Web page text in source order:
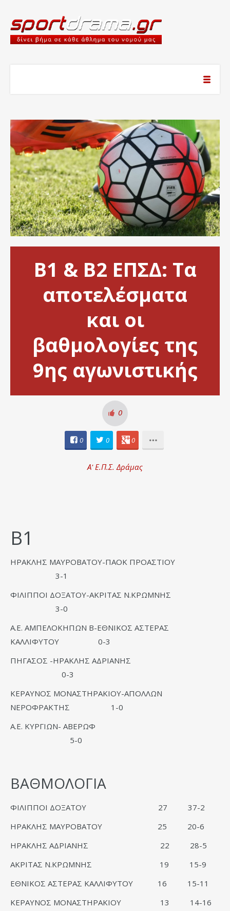
Β1 & Β2 ΕΠΣΔ: Τα
αποτελέσματα
και οι
βαθμολογίες της
9ης αγωνιστικής
0
0 0 0
Α' Ε.Π.Σ. Δράμας
Β1
ΗΡΑΚΛΗΣ ΜΑΥΡΟΒΑΤΟΥ-ΠΑΟΚ ΠΡΟΑΣΤΙΟΥ
3-1
ΦΙΛΙΠΠΟΙ ΔΟΞΑΤΟΥ-ΑΚΡΙΤΑΣ Ν.ΚΡΩΜΝΗΣ
3-0
Α.Ε. ΑΜΠΕΛΟΚΗΠΩΝ Β-ΕΘΝΙΚΟΣ ΑΣΤΕΡΑΣ
ΚΑΛΛΙΦΥΤΟΥ 0-3
ΠΗΓΑΣΟΣ -ΗΡΑΚΛΗΣ ΑΔΡΙΑΝΗΣ
0-3
ΚΕΡΑΥΝΟΣ ΜΟΝΑΣΤΗΡΑΚΙΟΥ-ΑΠΟΛΛΩΝ
ΝΕΡΟΦΡΑΚΤΗΣ 1-0
Α.Ε. ΚΥΡΓΙΩΝ- ΑΒΕΡΩΦ
5-0
ΒΑΘΜΟΛΟΓΙΑ
ΦΙΛΙΠΠΟΙ ΔΟΞΑΤΟΥ 27 37-2
ΗΡΑΚΛΗΣ ΜΑΥΡΟΒΑΤΟΥ 25 20-6
ΗΡΑΚΛΗΣ ΑΔΡΙΑΝΗΣ 22 28-5
ΑΚΡΙΤΑΣ Ν.ΚΡΩΜΝΗΣ 19 15-9
ΕΘΝΙΚΟΣ ΑΣΤΕΡΑΣ ΚΑΛΛΙΦΥΤΟΥ 16 15-11
ΚΕΡΑΥΝΟΣ ΜΟΝΑΣΤΗΡΑΚΙΟΥ 13 14-16